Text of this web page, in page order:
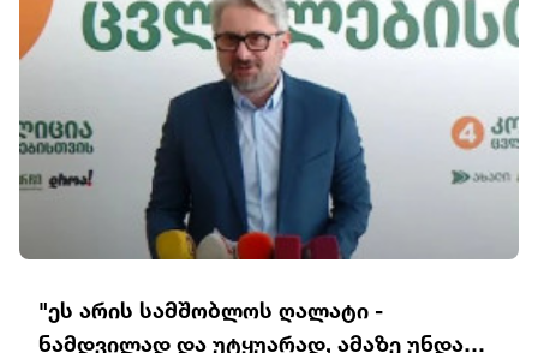
ვუჩიჩმავოლოდიმირ ზელენსკისთან შეხვედრისას
სერბეთის პრეზიდენტმა განაცხადა, რომ ბელგრადი
უკრაინის ტერიტორიულ მთლიანობას მხარს უჭერს.
„ჩვენ მხარს ვუჭერთ გაეროს წესდებას, მის
რეზოლუციებს და ეს გაეროს ყველა წევრის
ტერიტორიულ მთლიანობას, მათ შორის უკრაინის
ტერიტორიულ მთლიანობასაც ნიშნავს. ასევე, ჩვენ
უკრაინის მადლობელი ვართ სერბეთის რესპუბლიკის
ტერიტორიული მთლიანობის მხარდაჭერისთვის. რაც
შეგვეხება ჩვენ, ამ პრინციპულ პოლიტიკას
გავაგრძელებთ. ამ საკითხში არავითარი „მაგრამ“ არ
"ეს არის სამშობლოს ღალატი -
ნამდვილად და უტყუარად, ამაზე უნდა